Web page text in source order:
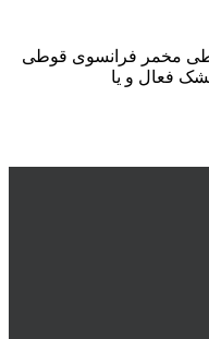
مخمر فرانسوی قوطی
فعال و یا